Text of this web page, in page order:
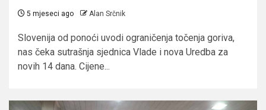
5 mjeseci ago Alan Srčnik
Slovenija od ponoći uvodi ograničenja točenja goriva,
nas čeka sutrašnja sjednica Vlade i nova Uredba za
novih 14 dana. Cijene...